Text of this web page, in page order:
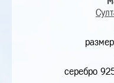
серебро